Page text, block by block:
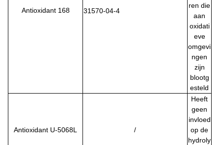
Antioxidant 168 31570-04-4
ren die
aan
oxidati
eve
omgevi
ngen
zijn
blootg
esteld
Antioxidant U-5068L /
Heeft
geen
invloed
op de
hydroly